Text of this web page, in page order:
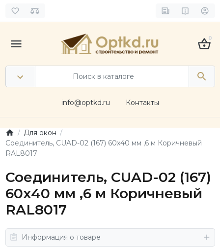
0
info@optkd.ru Контакты
Для окон
Соединитель, CUAD-02 (167) 60х40 мм ,6 м Коричневый
RAL8017
Соединитель, CUAD-02 (167)
60х40 мм ,6 м Коричневый
RAL8017
Информация о товаре